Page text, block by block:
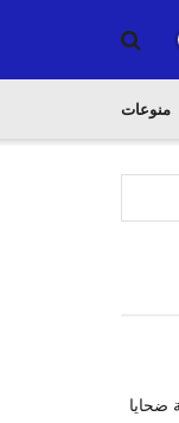
منوعات